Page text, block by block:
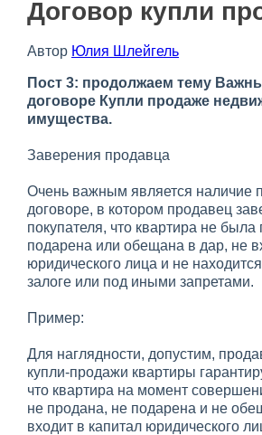
Договор купли
Автор Юлия Шлейгель
Пост 3: продолжаем тему
договоре Купли продаже
имущества.
Заверения продавца
Очень важным является наличие
договоре, в котором продавец
покупателя, что квартира не была
подарена или обещана в дар, не
юридического лица и не
залоге или под иными запретами.
Пример:
Для наглядности, допустим,
купли-продажи квартиры
что квартира на момент
не продана, не подарена и не
входит в капитал юридического